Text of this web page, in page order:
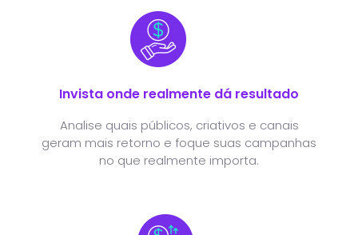
Invista onde realmente dá resultado
Analise quais públicos, criativos e canais
geram mais retorno e foque suas campanhas
no que realmente importa.